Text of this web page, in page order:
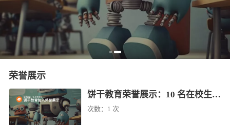
荣誉展示
饼干教育荣誉展示：10 名在校生免费学（已结束）
次数： 1 次